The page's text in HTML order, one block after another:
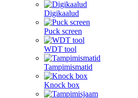
Digikaalud
Puck screen
WDT tool
Tampimismatid
Knock box